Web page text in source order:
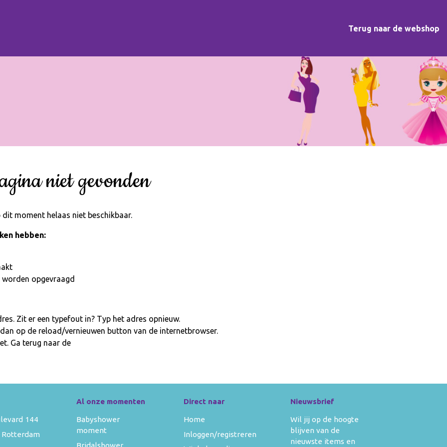
Terug naar de webshop
niet gevonden
moment helaas niet beschikbaar.
hebben:
opgevraagd
Zit er een typefout in? Typ het adres opnieuw.
op de reload/vernieuwen button van de internetbrowser.
Ga terug naar de
144
Al onze momenten
Babyshower
moment
Bridalshower
Direct naar
Home
Inloggen/registreren
Nieuwsbrief
Wil jij op de hoogte
blijven van de
nieuwste items en